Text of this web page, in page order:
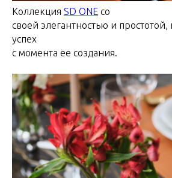
Коллекция SD ONE со
своей элегантностью и
успех
с момента ее создания.